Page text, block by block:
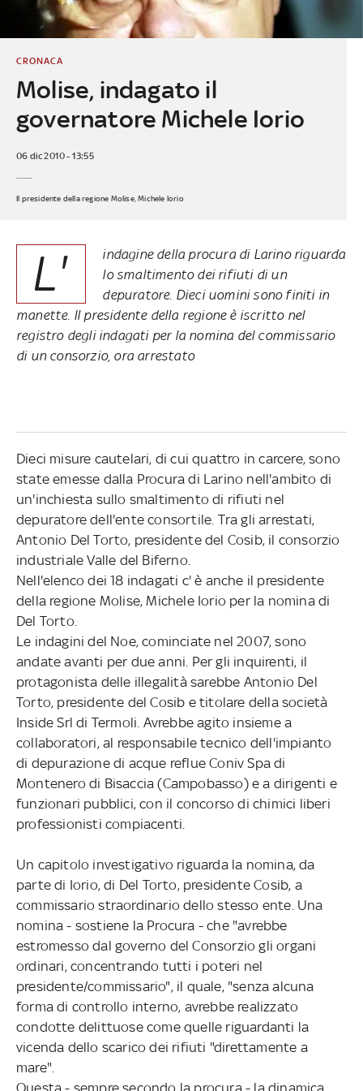
Molise, indagato il
governatore Michele Iorio
CRONACA
06 dic 2010 - 13:55
Il presidente della regione Molise, Michele Iorio
L'
indagine della procura di Larino riguarda
lo smaltimento dei rifiuti di un
depuratore. Dieci uomini sono finiti in
manette. Il presidente della regione è iscritto nel
registro degli indagati per la nomina del commissario
di un consorzio, ora arrestato
Dieci misure cautelari, di cui quattro in carcere, sono
state emesse dalla Procura di Larino nell'ambito di
un'inchiesta sullo smaltimento di rifiuti nel
depuratore dell'ente consortile. Tra gli arrestati,
Antonio Del Torto, presidente del Cosib, il consorzio
industriale Valle del Biferno.
Nell'elenco dei 18 indagati c' è anche il presidente
della regione Molise, Michele Iorio per la nomina di
Del Torto.
Le indagini del Noe, cominciate nel 2007, sono
andate avanti per due anni. Per gli inquirenti, il
protagonista delle illegalità sarebbe Antonio Del
Torto, presidente del Cosib e titolare della società
Inside Srl di Termoli. Avrebbe agito insieme a
collaboratori, al responsabile tecnico dell'impianto
di depurazione di acque reflue Coniv Spa di
Montenero di Bisaccia (Campobasso) e a dirigenti e
funzionari pubblici, con il concorso di chimici liberi
professionisti compiacenti.
Un capitolo investigativo riguarda la nomina, da
parte di Iorio, di Del Torto, presidente Cosib, a
commissario straordinario dello stesso ente. Una
nomina - sostiene la Procura - che "avrebbe
estromesso dal governo del Consorzio gli organi
ordinari, concentrando tutti i poteri nel
presidente/commissario", il quale, "senza alcuna
forma di controllo interno, avrebbe realizzato
condotte delittuose come quelle riguardanti la
vicenda dello scarico dei rifiuti "direttamente a
mare".
Questa - sempre secondo la procura - la dinamica